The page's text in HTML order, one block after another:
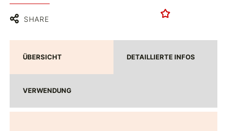
SHARE
ÜBERSICHT DETAILLIERTE INFOS
VERWENDUNG